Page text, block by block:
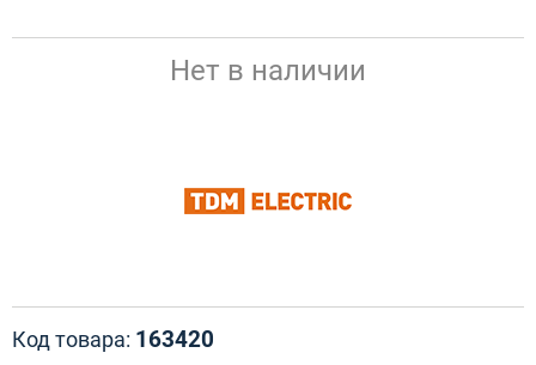
Нет в наличии
Код товара: 163420